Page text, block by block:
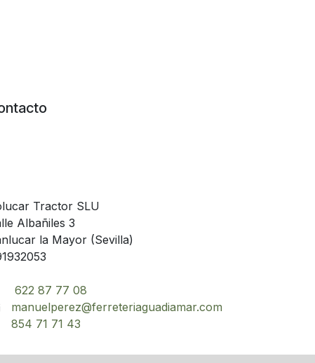
Tractor SLU
Albañiles 3
la Mayor (Sevilla)
622 87 77 08
manuelperez@ferreteriaguadiamar.com
854 71 71 43